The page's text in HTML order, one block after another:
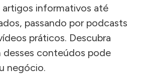
artigos informativos até
passando por podcasts
práticos. Descubra
desses conteúdos pode
negócio.